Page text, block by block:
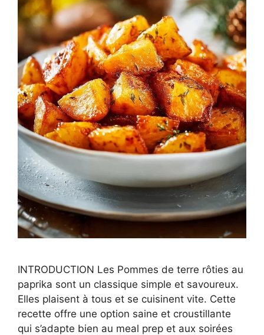
INTRODUCTION Les Pommes de terre rôties au
paprika sont un classique simple et savoureux.
Elles plaisent à tous et se cuisinent vite. Cette
recette offre une option saine et croustillante
qui s’adapte bien au meal prep et aux soirées